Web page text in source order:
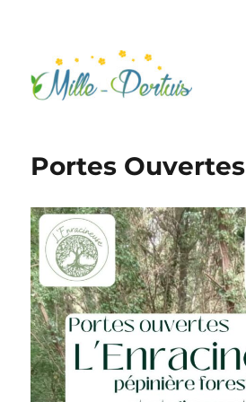
Portes Ouvertes